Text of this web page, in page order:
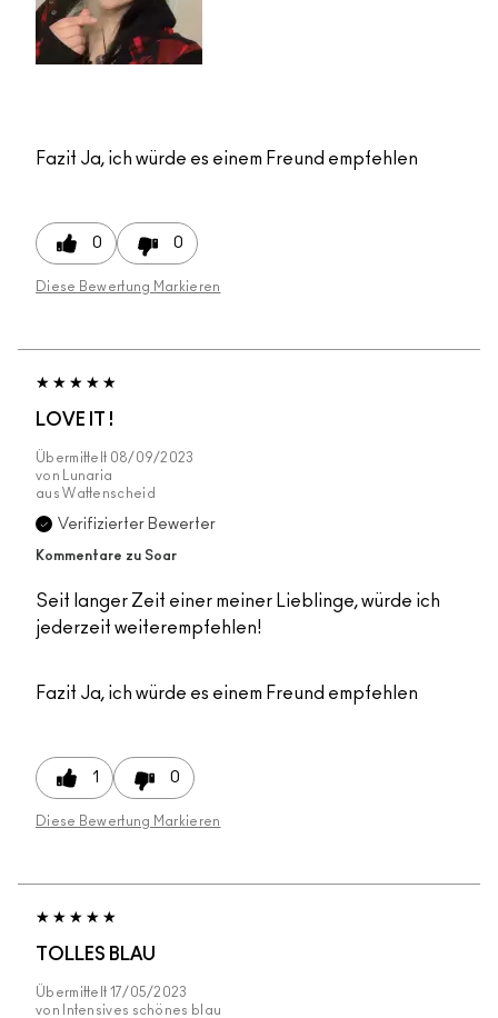
Fazit Ja, ich würde es einem Freund empfehlen
0 0
Diese Bewertung Markieren
LOVE IT !
Übermittelt 08/09/2023
von
Lunaria
aus Wattenscheid
Verifizierter Bewerter
Kommentare zu Soar
Seit langer Zeit einer meiner Lieblinge, würde ich
jederzeit weiterempfehlen!
Fazit Ja, ich würde es einem Freund empfehlen
1 0
Diese Bewertung Markieren
TOLLES BLAU
Übermittelt 17/05/2023
von
Intensives schönes blau